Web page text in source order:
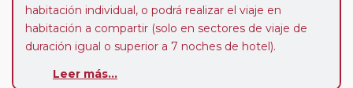
habitación individual, o podrá realizar el viaje en
habitación a compartir (solo en sectores de viaje de
duración igual o superior a 7 noches de hotel).
de que usted pueda programar una o más paradas en
Leer más...